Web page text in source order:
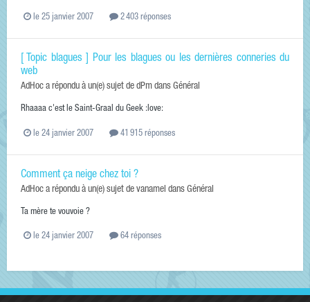
le 25 janvier 2007 2 403 réponses
[ Topic blagues ] Pour les blagues ou les dernières conneries du
web
AdHoc a répondu à un(e) sujet de dPm dans Général
Rhaaaa c'est le Saint-Graal du Geek :love:
le 24 janvier 2007 41 915 réponses
Comment ça neige chez toi ?
AdHoc a répondu à un(e) sujet de vanamel dans Général
Ta mère te vouvoie ?
le 24 janvier 2007 64 réponses